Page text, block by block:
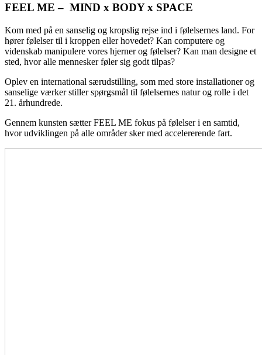
FEEL ME – MIND x BODY x SPACE
Kom med på en sanselig og kropslig rejse ind i følelsernes land. For
hører følelser til i kroppen eller hovedet? Kan computere og
videnskab manipulere vores hjerner og følelser? Kan man designe et
sted, hvor alle mennesker føler sig godt tilpas?
Oplev en international særudstilling, som med store installationer og
sanselige værker stiller spørgsmål til følelsernes natur og rolle i det
21. århundrede.
Gennem kunsten sætter FEEL ME fokus på følelser i en samtid,
hvor udviklingen på alle områder sker med accelererende fart.